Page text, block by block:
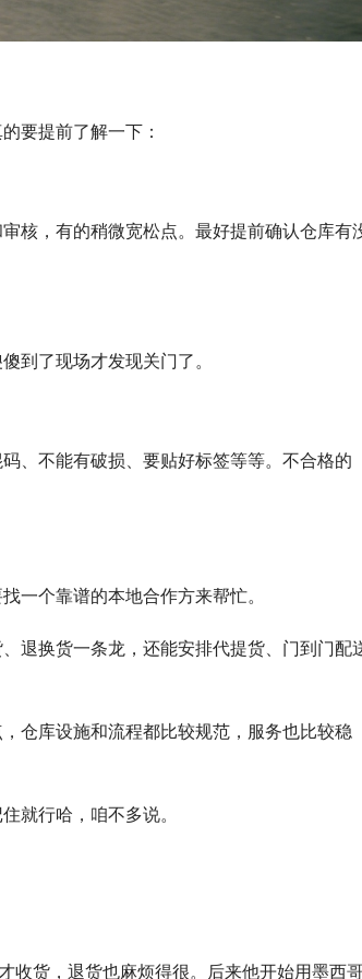
要提前了解一下：
核，有的稍微宽松点。最好提前确认仓库有
到了现场才发现关门了。
、不能有破损、要贴好标签等等。不合格的
一个靠谱的本地合作方来帮忙。
退换货一条龙，还能安排代提货、门到门配
仓库设施和流程都比较规范，服务也比较稳
就行哈，咱不多说。
收货，退货也麻烦得很。后来他开始用墨西